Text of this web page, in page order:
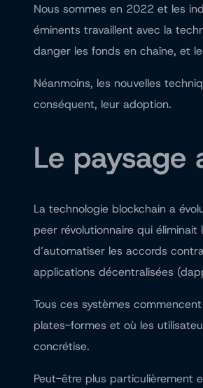
Nous sommes en 2022 et les
éminents travaillent avec la
danger les fonds en chaîne, et
Néanmoins, les nouvelles
conséquent, leur adoption.
Le paysage
La technologie blockchain a
peer révolutionnaire qui
d’automatiser les accords
applications décentralisées
Tous ces systèmes
plates-formes et où les
concrétise.
Peut-être plus particulièrement